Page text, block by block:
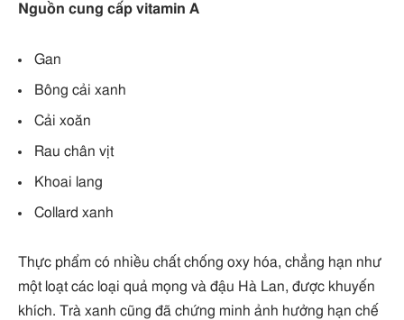
Nguồn cung cấp vitamin A
Gan
Bông cải xanh
Cải xoăn
Rau chân vịt
Khoai lang
Collard xanh
Thực phẩm có nhiều chất chống oxy hóa, chẳng hạn như
một loạt các loại quả mọng và đậu Hà Lan, được khuyến
khích. Trà xanh cũng đã chứng minh ảnh hưởng hạn chế